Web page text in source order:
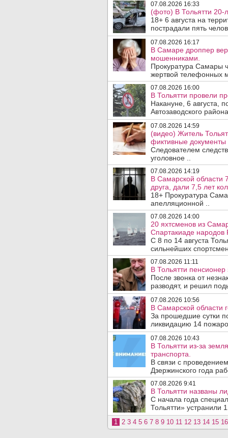
07.08.2026 16:33
(фото) В Тольятти 20-
18+ 6 августа на
пострадали пять
07.08.2026 16:17
В Самаре дроппер
мошенниками.
Прокуратура Самары
жертвой телефонных
07.08.2026 16:00
В Тольятти провели
Накануне, 6 августа,
Автозаводского
07.08.2026 14:59
(видео) Житель
фиктивные документы
Следователем
уголовное ..
07.08.2026 14:19
В Самарской области
друга, дали 7,5 лет
18+ Прокуратура
апелляционной ..
07.08.2026 14:00
20 яхтсменов из
Спартакиаде народов
С 8 по 14 августа
сильнейших
07.08.2026 11:11
В Тольятти
После звонка от
разводят, и решил
07.08.2026 10:56
В Самарской области
За прошедшие сутки
ликвидацию 14
07.08.2026 10:43
В Тольятти из-за
транспорта.
В связи с
Дзержинского года
07.08.2026 9:41
В Тольятти названы
С начала года
Тольятти» устранили
1 2 3 4 5 6 7 8 9 10 11 12 13 14 15 16